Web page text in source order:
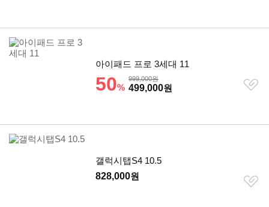
아이패드 프로 3세대 11
할인률
50%
상품금액
999,000원
할인금액
499,000원
찜
하
갤럭시탭S4 10.5
828,000원
찜
하